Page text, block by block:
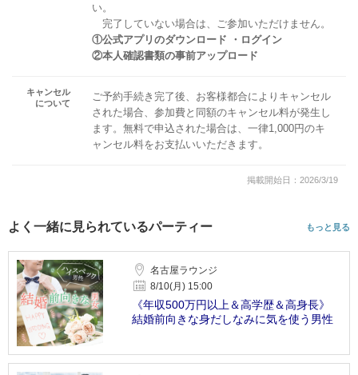
い。
完了していない場合は、ご参加いただけません。
①公式アプリのダウンロード ・ログイン
②本人確認書類の事前アップロード
キャンセル
について
ご予約手続き完了後、お客様都合によりキャンセル
された場合、参加費と同額のキャンセル料が発生し
ます。無料で申込された場合は、一律1,000円のキ
ャンセル料をお支払いいただきます。
掲載開始日：2026/3/19
よく一緒に見られているパーティー もっと見る
名古屋ラウンジ
8/10(月) 15:00
《年収500万円以上＆高学歴＆高身長》
結婚前向きな身だしなみに気を使う男性